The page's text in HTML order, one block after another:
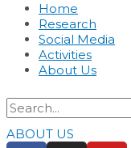
Home
Research
Social Media
Activities
About Us
ABOUT US